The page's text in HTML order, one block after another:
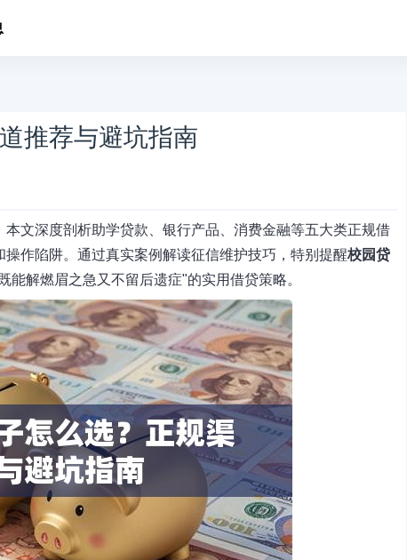
推荐与避坑指南
文深度剖析助学贷款、银行产品、消费金融等五大类正规借
作陷阱。通过真实案例解读征信维护技巧，特别提醒校园贷
能解燃眉之急又不留后遗症"的实用借贷策略。